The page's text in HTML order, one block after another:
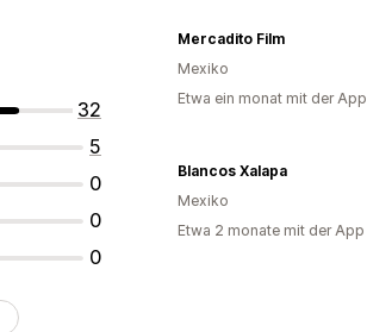
32
5
0
0
0
Mercadito Film
Mexiko
Etwa ein monat mit der App
Blancos Xalapa
Mexiko
Etwa 2 monate mit der App